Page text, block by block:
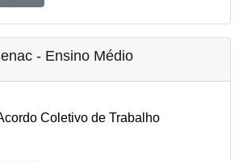
- Ensino Médio
Coletivo de Trabalho